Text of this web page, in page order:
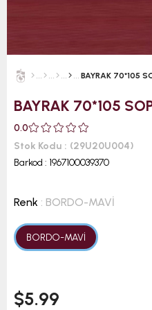
BAYRAK 70*105
BAYRAK 70*105
0.0
Stok Kodu
(29U20U004)
Barkod : 1967100039370
Renk : BORDO-MAVİ
BORDO-MAVİ
$5.99